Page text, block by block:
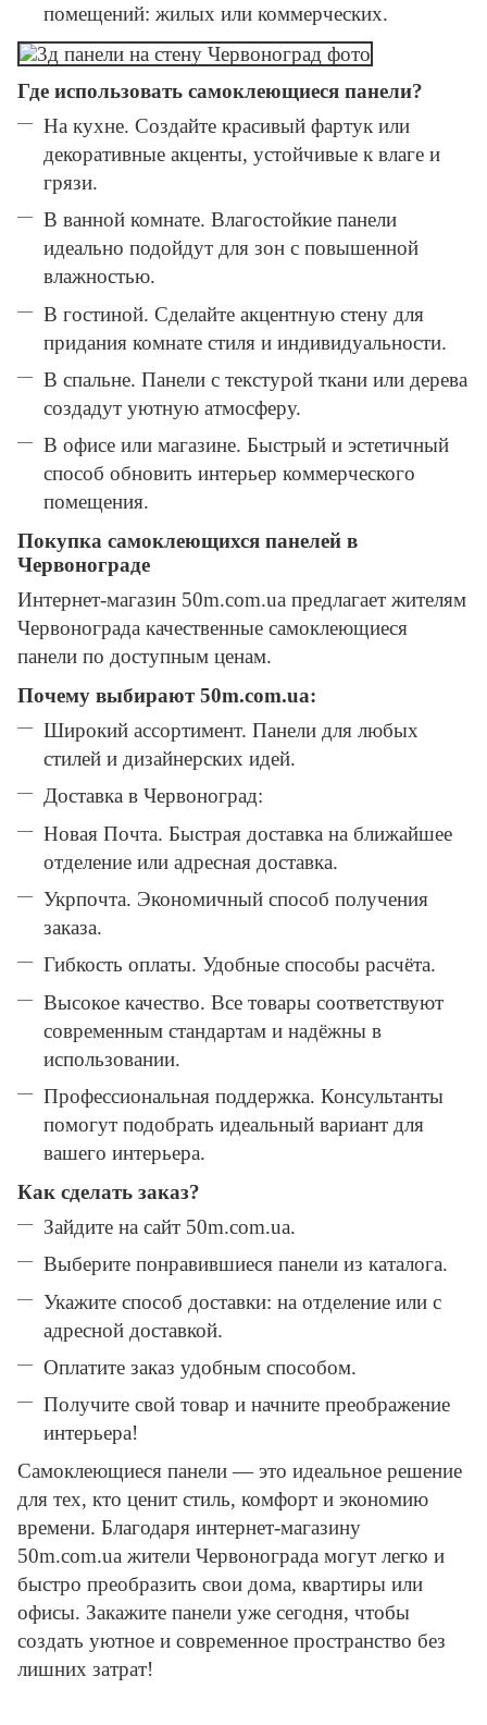
помещений: жилых или коммерческих.
Где использовать самоклеющиеся панели?
На кухне. Создайте красивый фартук или
декоративные акценты, устойчивые к влаге и
грязи.
В ванной комнате. Влагостойкие панели
идеально подойдут для зон с повышенной
влажностью.
В гостиной. Сделайте акцентную стену для
придания комнате стиля и индивидуальности.
В спальне. Панели с текстурой ткани или дерева
создадут уютную атмосферу.
В офисе или магазине. Быстрый и эстетичный
способ обновить интерьер коммерческого
помещения.
Покупка самоклеющихся панелей в
Червонограде
Интернет-магазин 50m.com.ua предлагает жителям
Червонограда качественные самоклеющиеся
панели по доступным ценам.
Почему выбирают 50m.com.ua:
Широкий ассортимент. Панели для любых
стилей и дизайнерских идей.
Доставка в Червоноград:
Новая Почта. Быстрая доставка на ближайшее
отделение или адресная доставка.
Укрпочта. Экономичный способ получения
заказа.
Гибкость оплаты. Удобные способы расчёта.
Высокое качество. Все товары соответствуют
современным стандартам и надёжны в
использовании.
Профессиональная поддержка. Консультанты
помогут подобрать идеальный вариант для
вашего интерьера.
Как сделать заказ?
Зайдите на сайт 50m.com.ua.
Выберите понравившиеся панели из каталога.
Укажите способ доставки: на отделение или с
адресной доставкой.
Оплатите заказ удобным способом.
Получите свой товар и начните преображение
интерьера!
Самоклеющиеся панели — это идеальное решение
для тех, кто ценит стиль, комфорт и экономию
времени. Благодаря интернет-магазину
50m.com.ua жители Червонограда могут легко и
быстро преобразить свои дома, квартиры или
офисы. Закажите панели уже сегодня, чтобы
создать уютное и современное пространство без
лишних затрат!